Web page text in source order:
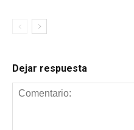
Dejar respuesta